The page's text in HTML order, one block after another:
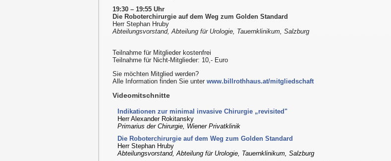
19:30 – 19:55 Uhr
Die Roboterchirurgie auf dem Weg zum Golden Standard
Herr Stephan Hruby
Abteilungsvorstand, Abteilung für Urologie, Tauernklinikum, Salzburg
Teilnahme für Mitglieder kostenfrei
Teilnahme für Nicht-Mitglieder: 10,- Euro
Sie möchten Mitglied werden?
Alle Information finden Sie unter www.billrothhaus.at/mitgliedschaft
Videomitschnitte
Indikationen zur minimal invasive Chirurgie „revisited"
Herr Alexander Rokitansky
Primarius der Chirurgie, Wiener Privatklinik
Die Roboterchirurgie auf dem Weg zum Golden Standard
Herr Stephan Hruby
Abteilungsvorstand, Abteilung für Urologie, Tauernklinikum, Salzburg